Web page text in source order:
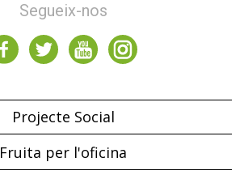
Segueix-nos
Projecte Social
Fruita per l'oficina